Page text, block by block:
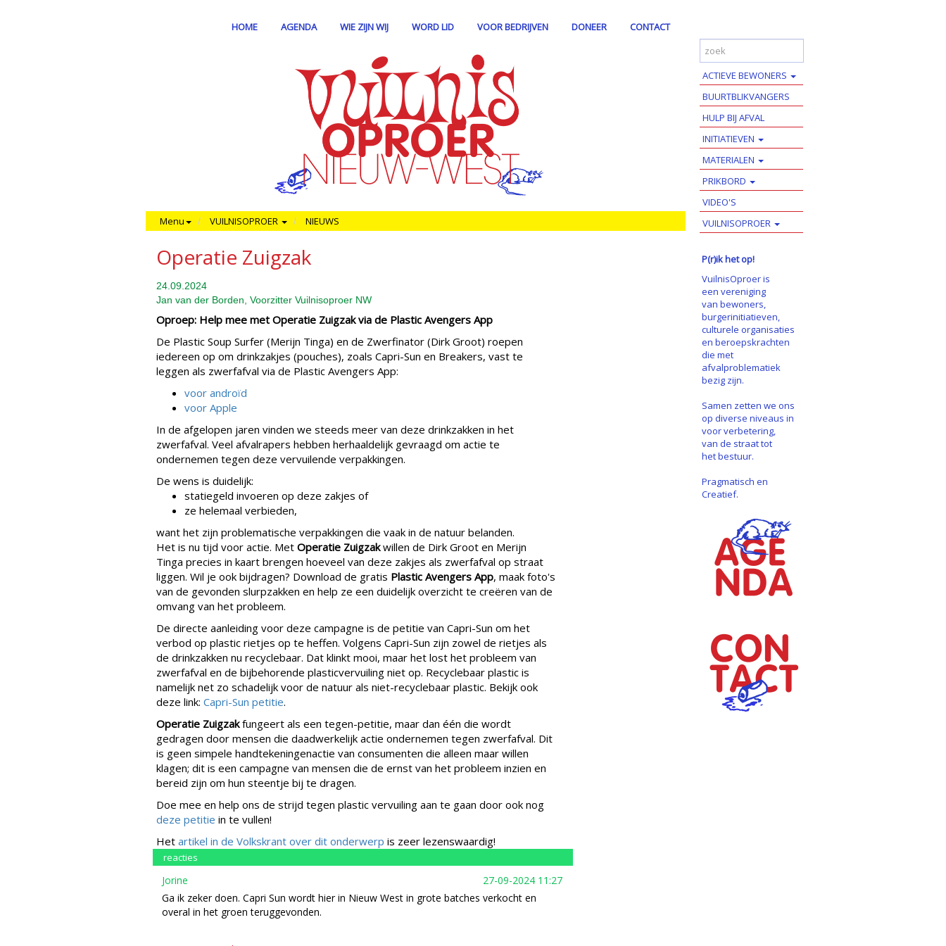
HOME AGENDA WIE ZIJN WIJ WORD LID VOOR BEDRIJVEN DONEER CONTACT
Menu VUILNISOPROER NIEUWS
Operatie Zuigzak
24.09.2024
Jan van der Borden, Voorzitter Vuilnisoproer NW
Oproep: Help mee met Operatie Zuigzak via de Plastic Avengers App
De Plastic Soup Surfer (Merijn Tinga) en de Zwerfinator (Dirk Groot) roepen
iedereen op om drinkzakjes (pouches), zoals Capri-Sun en Breakers, vast te
leggen als zwerfafval via de Plastic Avengers App:
voor androïd
voor Apple
In de afgelopen jaren vinden we steeds meer van deze drinkzakken in het
zwerfafval. Veel afvalrapers hebben herhaaldelijk gevraagd om actie te
ondernemen tegen deze vervuilende verpakkingen.
De wens is duidelijk:
statiegeld invoeren op deze zakjes of
ze helemaal verbieden,
want het zijn problematische verpakkingen die vaak in de natuur belanden.
Het is nu tijd voor actie. Met Operatie Zuigzakwillen de Dirk Groot en Merijn
Tinga precies in kaart brengen hoeveel van deze zakjes als zwerfafval op straat
liggen. Wil je ook bijdragen? Download de gratis Plastic Avengers App, maak foto's
van de gevonden slurpzakken en help ze een duidelijk overzicht te creëren van de
omvang van het probleem.
De directe aanleiding voor deze campagne is de petitie van Capri-Sun om het
verbod op plastic rietjes op te heffen. Volgens Capri-Sun zijn zowel de rietjes als
de drinkzakken nu recyclebaar. Dat klinkt mooi, maar het lost het probleem van
zwerfafval en de bijbehorende plasticvervuiling niet op. Recyclebaar plastic is
namelijk net zo schadelijk voor de natuur als niet-recyclebaar plastic. Bekijk ook
deze link: Capri-Sun petitie.
Operatie Zuigzakfungeert als een tegen-petitie, maar dan één die wordt
gedragen door mensen die daadwerkelijk actie ondernemen tegen zwerfafval. Dit
is geen simpele handtekeningenactie van consumenten die alleen maar willen
klagen; dit is een campagne van mensen die de ernst van het probleem inzien en
bereid zijn om hun steentje bij te dragen.
Doe mee en help ons de strijd tegen plastic vervuiling aan te gaan door ook nog
deze petitie in te vullen!
Het artikel in de Volkskrant over dit onderwerp is zeer lezenswaardig!
reacties
Jorine
27-09-2024 11:27
Ga ik zeker doen. Capri Sun wordt hier in Nieuw West in grote batches verkocht en
overal in het groen teruggevonden.
ACTIEVE BEWONERS
BUURTBLIKVANGERS
HULP BIJ AFVAL
INITIATIEVEN
MATERIALEN
PRIKBORD
VIDEO'S
VUILNISOPROER
P(r)ik het op!
VuilnisOproer is
een vereniging
van bewoners,
burgerinitiatieven,
culturele organisaties
en beroepskrachten
die met
afvalproblematiek
bezig zijn.
Samen zetten we ons
op diverse niveaus in
voor verbetering,
van de straat tot
het bestuur.
Pragmatisch en
Creatief.